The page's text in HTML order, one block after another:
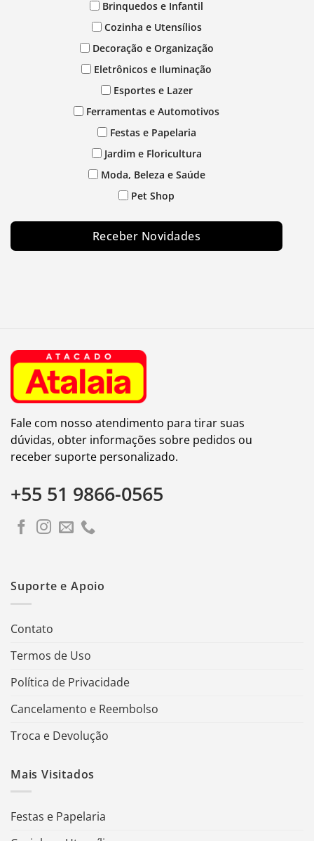
Brinquedos e Infantil
Cozinha e Utensílios
Decoração e Organização
Eletrônicos e Iluminação
Esportes e Lazer
Ferramentas e Automotivos
Festas e Papelaria
Jardim e Floricultura
Moda, Beleza e Saúde
Pet Shop
Receber Novidades
Fale com nosso atendimento para tirar suas
dúvidas, obter informações sobre pedidos ou
receber suporte personalizado.
+55 51 9866-0565
Suporte e Apoio
Contato
Termos de Uso
Política de Privacidade
Cancelamento e Reembolso
Troca e Devolução
Mais Visitados
Festas e Papelaria